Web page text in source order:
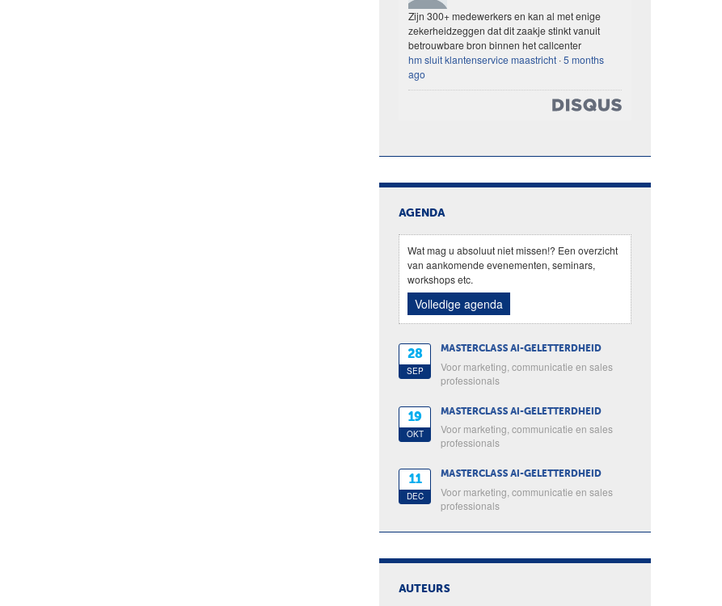
Zijn 300+ medewerkers en kan al met enige
zekerheidzeggen dat dit zaakje stinkt vanuit
betrouwbare bron binnen het callcenter
hm sluit klantenservice maastricht ·5 months
ago
AGENDA
Wat mag u absoluut niet missen!? Een overzicht
van aankomende evenementen, seminars,
workshops etc.
Volledige agenda
28
SEP
MASTERCLASS AI-GELETTERDHEID
Voor marketing, communicatie en sales
professionals
19
OKT
MASTERCLASS AI-GELETTERDHEID
Voor marketing, communicatie en sales
professionals
11
DEC
MASTERCLASS AI-GELETTERDHEID
Voor marketing, communicatie en sales
professionals
AUTEURS